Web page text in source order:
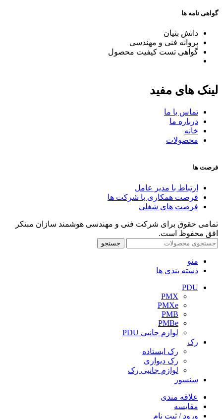
گواهی نامه ها
دانش بنیان
پروانه فنی و مهندسی
گواهی تست کیفیت محصول
لینک های مفید
تماس با ما
درباره ما
خانه
محصولات
فرصت ها
ارتباط با مدیر عامل
فرصت همکاری با شرکت ها
فرصت های شغلی
تمامی حقوق برای شرکت فنی و مهندسی هوشمند سازان مبتکر
افق محفوظ است.
جستجو
منو
دسته بندی ها
PDU
PMX
PMXe
PMB
PMBe
لوازم جانبی PDU
رک
رک ایستاده
رک دیواری
لوازم جانبی رک
سنسور
علاقه مندی
مقایسه
ورود / ثبت نام